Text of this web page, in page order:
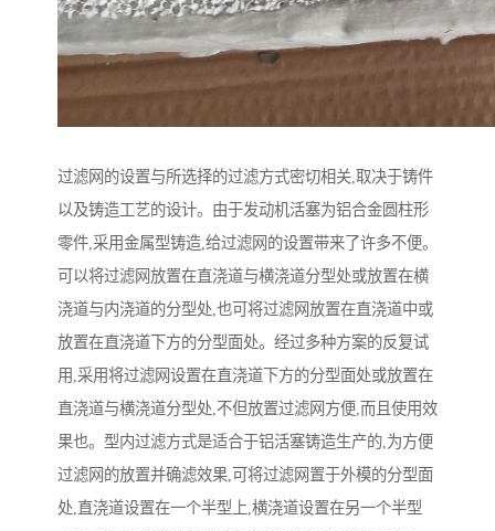
过滤网的设置与所选择的过滤方式密切相关,取决于铸件
以及铸造工艺的设计。由于发动机活塞为铝合金圆柱形
零件,采用金属型铸造,给过滤网的设置带来了许多不便。
可以将过滤网放置在直浇道与横浇道分型处或放置在横
浇道与内浇道的分型处,也可将过滤网放置在直浇道中或
放置在直浇道下方的分型面处。经过多种方案的反复试
用,采用将过滤网设置在直浇道下方的分型面处或放置在
直浇道与横浇道分型处,不但放置过滤网方便,而且使用效
果也。型内过滤方式是适合于铝活塞铸造生产的,为方便
过滤网的放置并确滤效果,可将过滤网置于外模的分型面
处,直浇道设置在一个半型上,横浇道设置在另一个半型